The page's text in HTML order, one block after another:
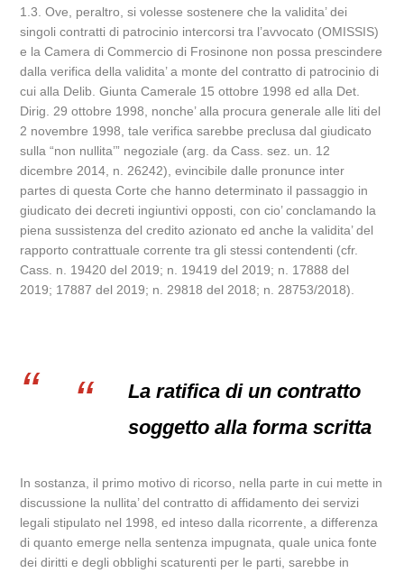
1.3. Ove, peraltro, si volesse sostenere che la validita’ dei
singoli contratti di patrocinio intercorsi tra l’avvocato (OMISSIS)
e la Camera di Commercio di Frosinone non possa prescindere
dalla verifica della validita’ a monte del contratto di patrocinio di
cui alla Delib. Giunta Camerale 15 ottobre 1998 ed alla Det.
Dirig. 29 ottobre 1998, nonche’ alla procura generale alle liti del
2 novembre 1998, tale verifica sarebbe preclusa dal giudicato
sulla “non nullita’” negoziale (arg. da Cass. sez. un. 12
dicembre 2014, n. 26242), evincibile dalle pronunce inter
partes di questa Corte che hanno determinato il passaggio in
giudicato dei decreti ingiuntivi opposti, con cio’ conclamando la
piena sussistenza del credito azionato ed anche la validita’ del
rapporto contrattuale corrente tra gli stessi contendenti (cfr.
Cass. n. 19420 del 2019; n. 19419 del 2019; n. 17888 del
2019; 17887 del 2019; n. 29818 del 2018; n. 28753/2018).
La ratifica di un contratto
soggetto alla forma scritta
In sostanza, il primo motivo di ricorso, nella parte in cui mette in
discussione la nullita’ del contratto di affidamento dei servizi
legali stipulato nel 1998, ed inteso dalla ricorrente, a differenza
di quanto emerge nella sentenza impugnata, quale unica fonte
dei diritti e degli obblighi scaturenti per le parti, sarebbe in